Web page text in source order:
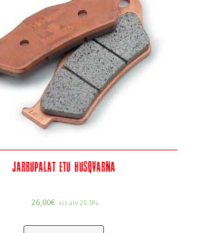
Jarrupalat etu Husqvarna
26,00€ sis alv 25.5%